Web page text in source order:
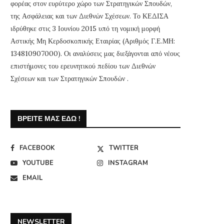
φορέας στον ευρύτερο χώρο των Στρατηγικών Σπουδών,
της Ασφάλειας και των Διεθνών Σχέσεων. Το ΚΕΔΙΣΑ
ιδρύθηκε στις 3 Ιουνίου 2015 υπό τη νομική μορφή
Αστικής Μη Κερδοσκοπικής Εταιρίας (Αριθμός Γ.Ε.ΜΗ:
134810907000). Οι αναλύσεις μας διεξάγονται από νέους
επιστήμονες του ερευνητικού πεδίου των Διεθνών
Σχέσεων και των Στρατηγικών Σπουδών .
ΒΡΕΊΤΕ ΜΑΣ ΕΔΏ !
FACEBOOK
TWITTER
YOUTUBE
INSTAGRAM
EMAIL
NEWSLETTER